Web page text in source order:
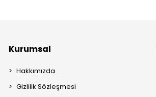
Kurumsal
Hakkımızda
Gizlilik Sözleşmesi